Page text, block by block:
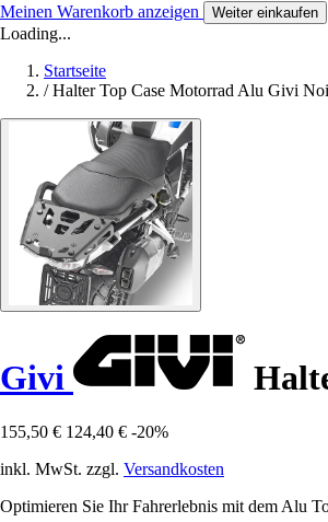
Meinen Warenkorb anzeigen Weiter einkaufen
Loading...
Startseite
/ Halter Top Case Motorrad Alu Givi
Givi
155,50 € 124,40 € -20%
inkl. MwSt. zzgl. Versandkosten
Optimieren Sie Ihr Fahrerlebnis mit dem Alu